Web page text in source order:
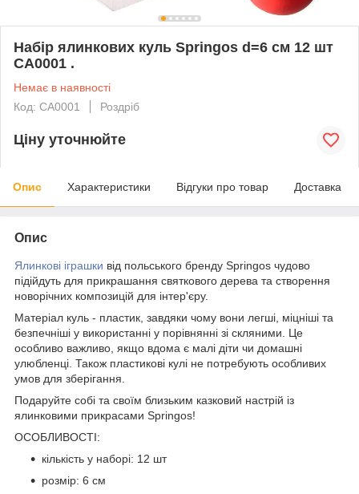
Набір ялинкових куль Springos d=6 см 12 шт
CA0001 .
Немає в наявності
Код: CA0001
Роздріб
Ціну уточнюйте
Опис Характеристики Відгуки про товар Доставка
Опис
Ялинкові іграшки від польського бренду Springos чудово
підійдуть для прикрашання святкового дерева та створення
новорічних композицій для інтер'єру.
Матеріал куль - пластик , завдяки чому вони легші, міцніші та
безпечніші у використанні у порівнянні зі скляними. Це
особливо важливо, якщо вдома є малі діти чи домашні
улюбленці. Також пластикові кулі не потребують особливих
умов для зберігання.
Подаруйте собі та своїм близьким казковий настрій із
ялинковими прикрасами Springos!
ОСОБЛИВОСТІ:
кількість у наборі: 12 шт
розмір: 6 см